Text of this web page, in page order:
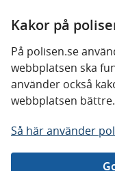
Kakor på
På polisen.se
webbplatsen ska
använder också
webbplatsen bättre.
Så här använder